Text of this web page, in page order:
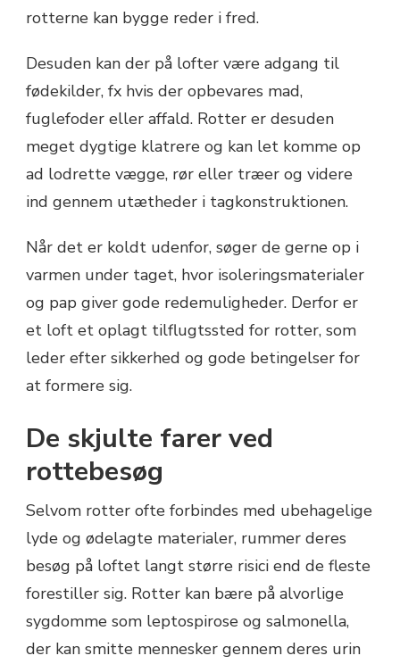
rotterne kan bygge reder i fred.
Desuden kan der på lofter være adgang til
fødekilder, fx hvis der opbevares mad,
fuglefoder eller affald. Rotter er desuden
meget dygtige klatrere og kan let komme op
ad lodrette vægge, rør eller træer og videre
ind gennem utætheder i tagkonstruktionen.
Når det er koldt udenfor, søger de gerne op i
varmen under taget, hvor isoleringsmaterialer
og pap giver gode redemuligheder. Derfor er
et loft et oplagt tilflugtssted for rotter, som
leder efter sikkerhed og gode betingelser for
at formere sig.
De skjulte farer ved
rottebesøg
Selvom rotter ofte forbindes med ubehagelige
lyde og ødelagte materialer, rummer deres
besøg på loftet langt større risici end de fleste
forestiller sig. Rotter kan bære på alvorlige
sygdomme som leptospirose og salmonella,
der kan smitte mennesker gennem deres urin